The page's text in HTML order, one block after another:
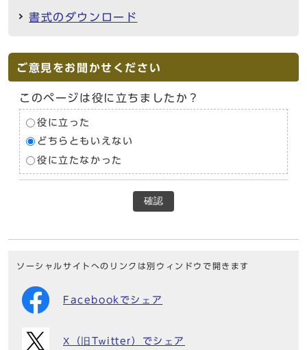
書式のダウンロード
ご意見をお聞かせください
このページは役に立ちましたか？
役に立った
どちらともいえない
役に立たなかった
確認
ソーシャルサイトへのリンクは別ウィンドウで開きます
Facebookでシェア
X（旧Twitter）でシェア